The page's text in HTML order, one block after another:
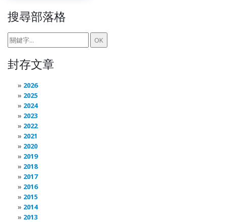
搜尋部落格
封存文章
2026
2025
2024
2023
2022
2021
2020
2019
2018
2017
2016
2015
2014
2013